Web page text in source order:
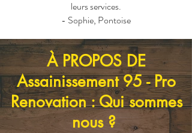
leurs services.
- Sophie, Pontoise
À PROPOS DE
Assainissement 95 - Pro
Renovation : Qui sommes
nous ?